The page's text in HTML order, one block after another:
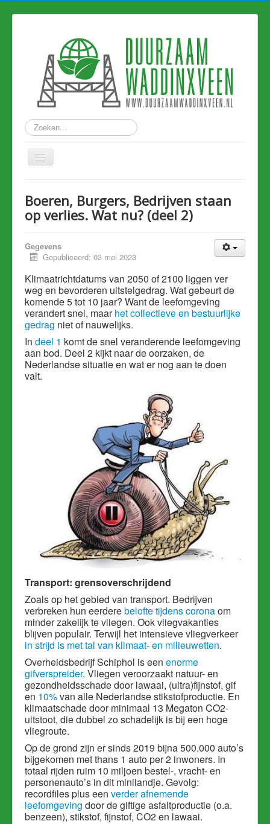
Zoeken...
Nieuws
Duurzame links
Boeren, Burgers, Bedrijven staan
op verlies. Wat nu? (deel 2)
Gegevens
Gepubliceerd: 03 mei 2023
Klimaatrichtdatums van 2050 of 2100 liggen ver
weg en bevorderen uitstelgedrag. Wat gebeurt de
komende 5 tot 10 jaar? Want de leefomgeving
verandert snel, maarhet collectieve en bestuurlijke
gedrag niet of nauwelijks.
In deel 1 komt de snel veranderende leefomgeving
aan bod. Deel 2 kijkt naar de oorzaken, de
Nederlandse situatie en wat er nog aan te doen
valt.
Transport: grensoverschrijdend
Zoals op het gebied van transport. Bedrijven
verbreken hun eerderebelofte tijdens coronaom
minder zakelijk te vliegen. Ook vliegvakanties
blijven populair. Terwijl het intensieve vliegverkeer
in strijd is met tal van klimaat- en milieuwetten.
Overheidsbedrijf Schiphol is een enorme
gifverspreider. Vliegen veroorzaakt natuur- en
gezondheidsschade door lawaai, (ultra)fijnstof, gif
en 10%van alle Nederlandse stikstofproductie. En
klimaatschade door minimaal 13 Megaton CO2-
uitstoot, die dubbel zo schadelijk is bij een hoge
vliegroute.
Op de grond zijn er sinds 2019 bijna 500.000 auto’s
bijgekomen met thans 1 auto per 2 inwoners. In
totaal rijden ruim 10 miljoen bestel-, vracht- en
personenauto’s in dit minilandje. Gevolg:
recordfiles plus een verder afnemende
leefomgeving door de giftige asfaltproductie (o.a.
benzeen), stikstof, fijnstof, CO2 en lawaai.